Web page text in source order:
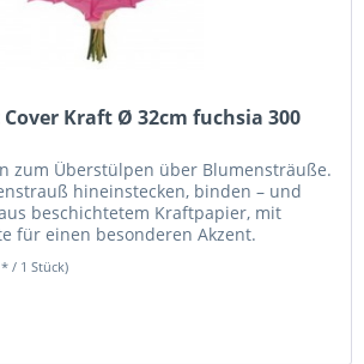
Kraft Ø 32cm fuchsia 300
zum Überstülpen über Blumensträuße.
hineinstecken, binden – und
beschichtetem Kraftpapier, mit
für einen besonderen Akzent.
/ 1 Stück)